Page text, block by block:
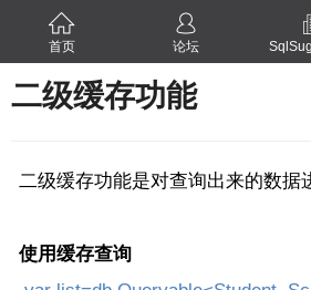
首页 论坛
二级缓存功能
二级缓存功能是对查询出来的数
使用缓存查询